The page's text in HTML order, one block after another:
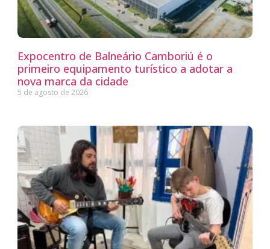
Expocentro de Balneário Camboriú é o
primeiro equipamento turístico a adotar a
nova marca da cidade
5 de agosto de 2026